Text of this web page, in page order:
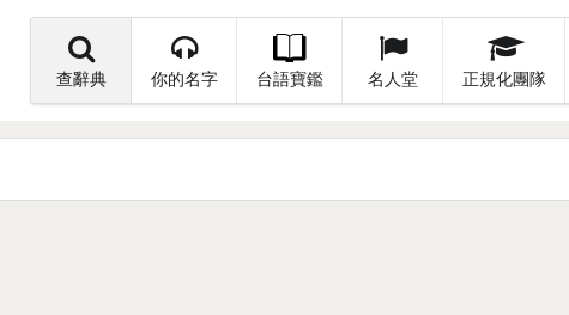
查辭典 你的名字 台語寶鑑 名人堂 正規化團隊